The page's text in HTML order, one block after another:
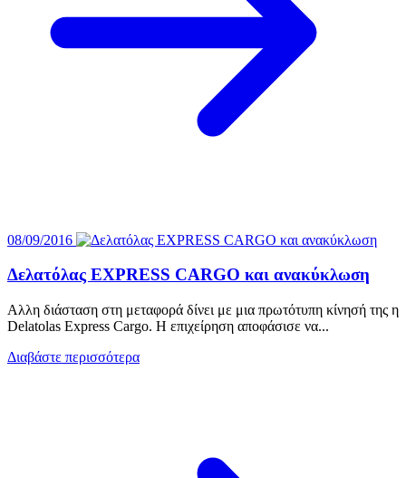
08/09/2016
Δελατόλας EXPRESS CARGO και ανακύκλωση
Αλλη διάσταση στη μεταφορά δίνει με μια πρωτότυπη κίνησή της η
Delatolas Express Cargo. Η επιχείρηση αποφάσισε να...
Διαβάστε περισσότερα